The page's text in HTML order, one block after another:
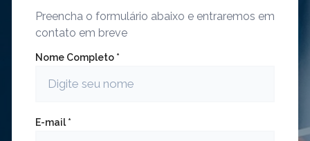
Preencha o formulário abaixo e entraremos em
contato em breve
Nome Completo *
E-mail *